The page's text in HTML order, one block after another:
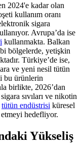
2024'e kadar olan
kullanım oranı
sigara
Avrupa’da ise
kullanmakta. Balkan
bölgelerde, yetişkin
Türkiye’de ise,
ve yeni nesil tütün
bu ürünlerin
birlikte, 2026’dan
sıvıları ve nikotin
tütün endüstrisi küresel
hedefliyor.
Yükseliş